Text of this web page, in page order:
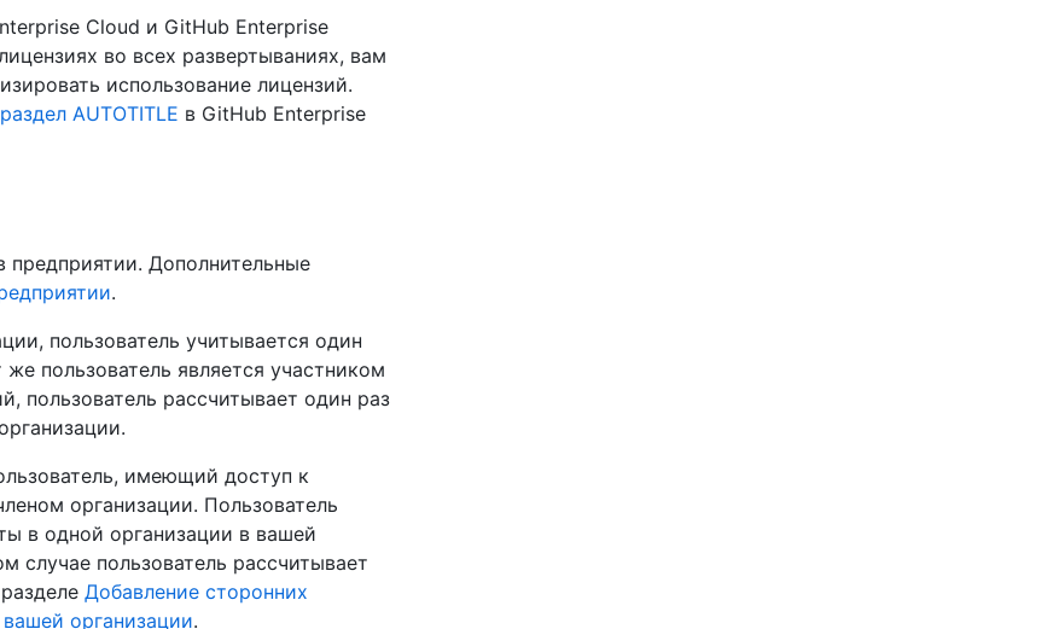
Cloud и GitHub Enterprise
во всех развертываниях, вам
использование лицензий.
раздел AUTOTITLE в GitHub Enterprise
предприятии. Дополнительные
.
пользователь учитывается один
пользователь является участником
пользователь рассчитывает один раз
имеющий доступ к
организации. Пользователь
в одной организации в вашей
случае пользователь рассчитывает
Добавление сторонних
организации.